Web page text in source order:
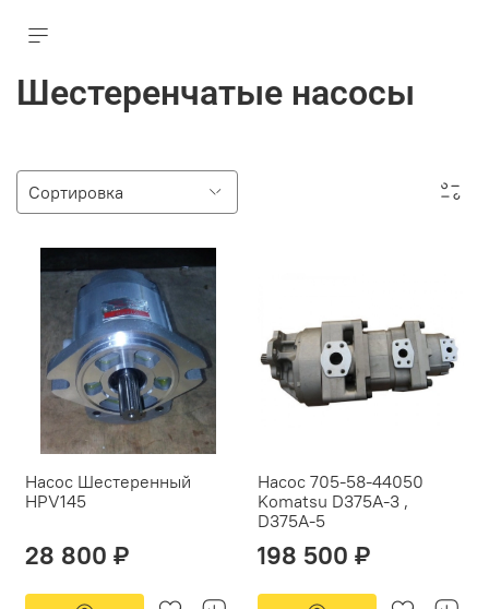
Шестеренчатые насосы
Насос Шестеренный
HPV145
28 800 ₽
Насос 705-58-44050
Komatsu D375A-3 ,
D375A-5
198 500 ₽